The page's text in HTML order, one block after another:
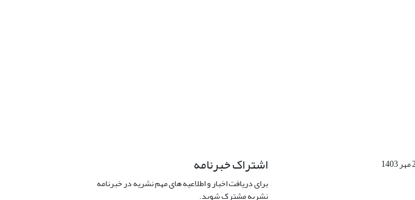
اشتراک خبرنامه
برای دریافت اخبار و اطلاعیه های مهم نشریه در خبرنامه
نشریه مشترک شوید.